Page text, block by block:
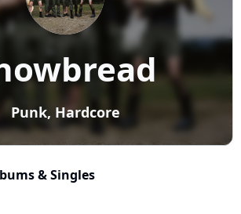
Punk, Hardcore
& Singles